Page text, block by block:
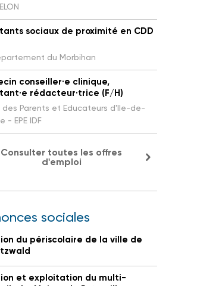
sociaux de proximité en CDD
du Morbihan
conseiller·e clinique,
rédacteur·trice (F/H)
des Parents et Educateurs d'Ile-de-
- EPE IDF
Consulter toutes les offres
d'emploi
sociales
du périscolaire de la ville de
et exploitation du multi-